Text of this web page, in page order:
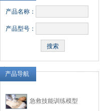
产品名称：
产品型号：
产品导航
急救技能训练模型